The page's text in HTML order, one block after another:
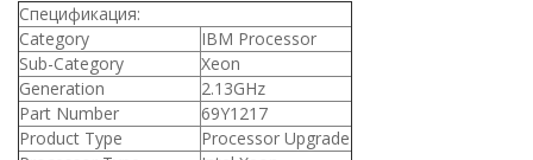
Спецификация:
Category
IBM Processor
Sub-Category
Xeon
Generation
2.13GHz
Part Number
69Y1217
Product Type
Processor Upgrade